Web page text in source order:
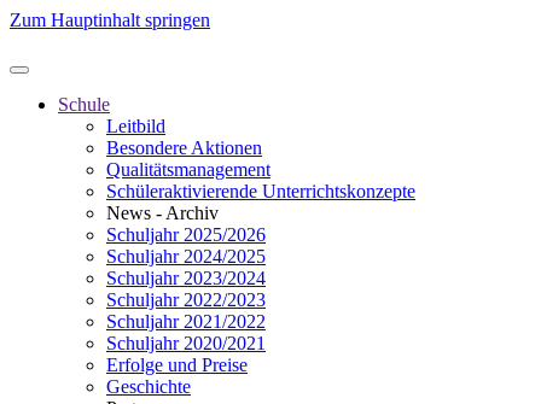
Zum Hauptinhalt springen
Schule
Leitbild
Besondere Aktionen
Qualitätsmanagement
Schüleraktivierende Unterrichtskonzepte
News - Archiv
Schuljahr 2025/2026
Schuljahr 2024/2025
Schuljahr 2023/2024
Schuljahr 2022/2023
Schuljahr 2021/2022
Schuljahr 2020/2021
Erfolge und Preise
Geschichte